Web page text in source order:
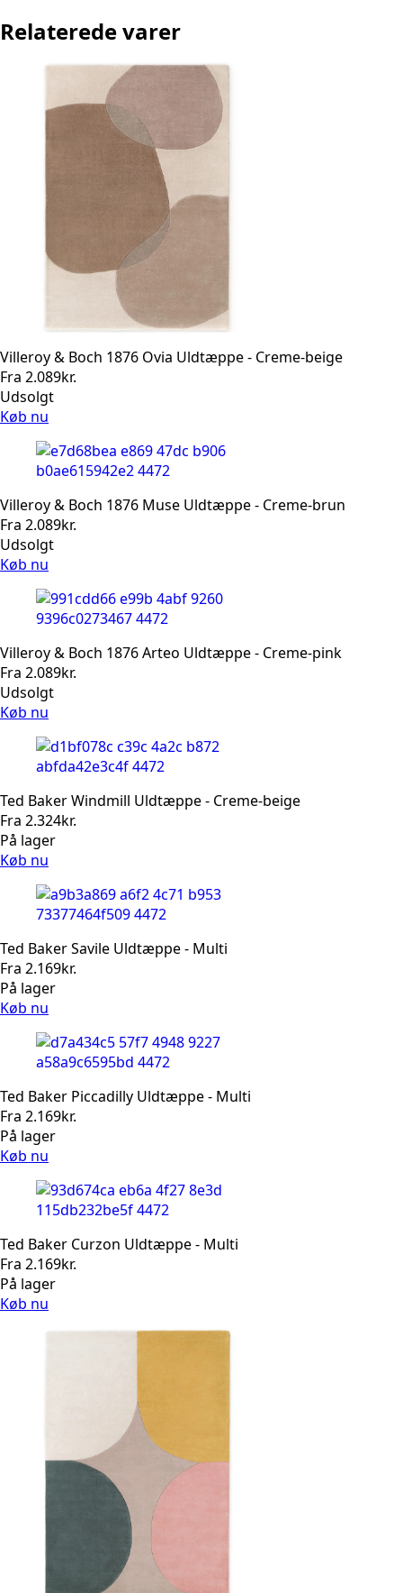
Relaterede varer
Villeroy & Boch 1876 Ovia Uldtæppe - Creme-beige
Fra 2.089kr.
Udsolgt
Køb nu
Villeroy & Boch 1876 Muse Uldtæppe - Creme-brun
Fra 2.089kr.
Udsolgt
Køb nu
Villeroy & Boch 1876 Arteo Uldtæppe - Creme-pink
Fra 2.089kr.
Udsolgt
Køb nu
Ted Baker Windmill Uldtæppe - Creme-beige
Fra 2.324kr.
På lager
Køb nu
Ted Baker Savile Uldtæppe - Multi
Fra 2.169kr.
På lager
Køb nu
Ted Baker Piccadilly Uldtæppe - Multi
Fra 2.169kr.
På lager
Køb nu
Ted Baker Curzon Uldtæppe - Multi
Fra 2.169kr.
På lager
Køb nu